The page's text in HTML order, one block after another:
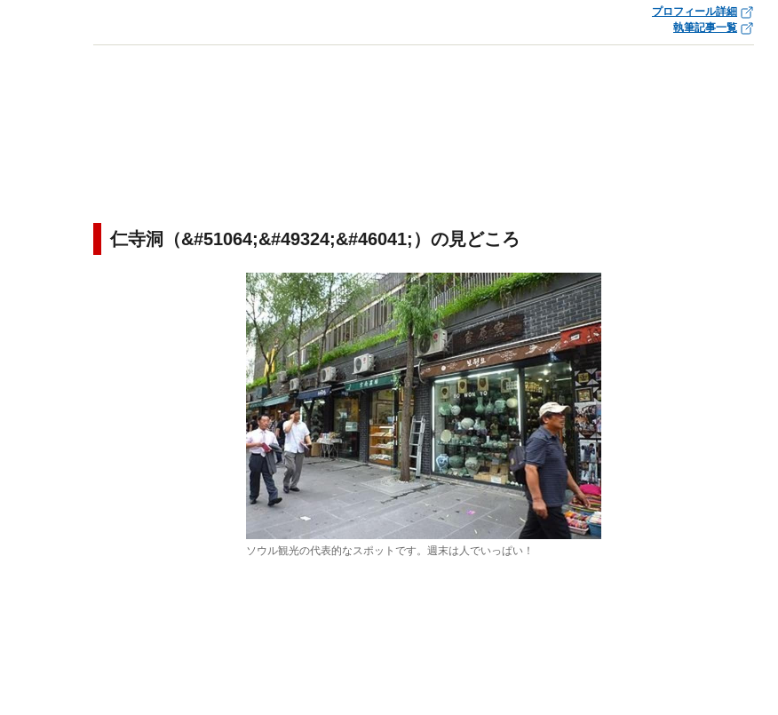
プロフィール詳細
執筆記事一覧
仁寺洞（&#51064;&#49324;&#46041;）の見どころ
ソウル観光の代表的なスポットです。週末は人でいっぱい！